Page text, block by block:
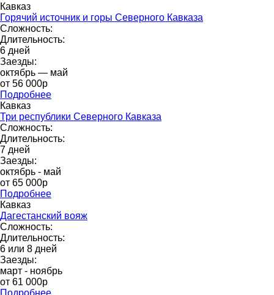
Кавказ
Горячий источник и горы Северного Кавказа
Сложность:
Длительность:
6 дней
Заезды:
октябрь — май
от 56 000p
Подробнее
Кавказ
Три республики Северного Кавказа
Сложность:
Длительность:
7 дней
Заезды:
октябрь - май
от 65 000p
Подробнее
Кавказ
Дагестанский вояж
Сложность:
Длительность:
6 или 8 дней
Заезды:
март - ноябрь
от 61 000p
Подробнее